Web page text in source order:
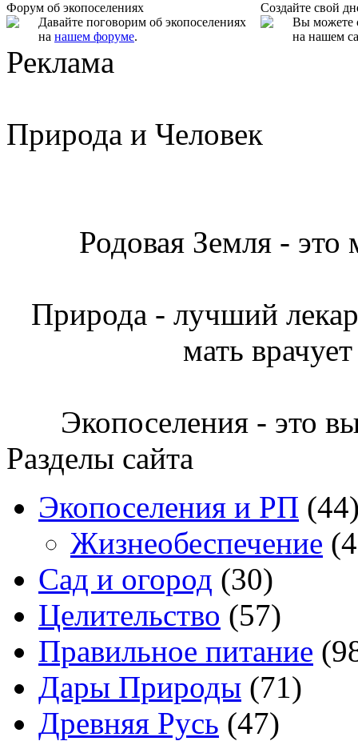
Форум об экопоселениях
Давайте поговорим об экопоселениях
на нашем форуме.
Создайте свой
Вы можете
на нашем
Реклама
Природа и Человек
Родовая Земля - это
Природа - лучший
мать
Экопоселения - это
Разделы сайта
Экопоселения и РП
Жизнеобеспечение
Сад и огород (30)
Целительство (57)
Правильное питание
Дары Природы (71)
Древняя Русь (47)